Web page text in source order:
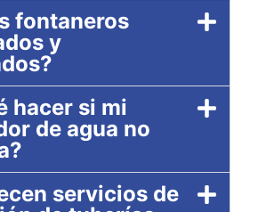
fontaneros
y
hacer si mi
de agua no
servicios de